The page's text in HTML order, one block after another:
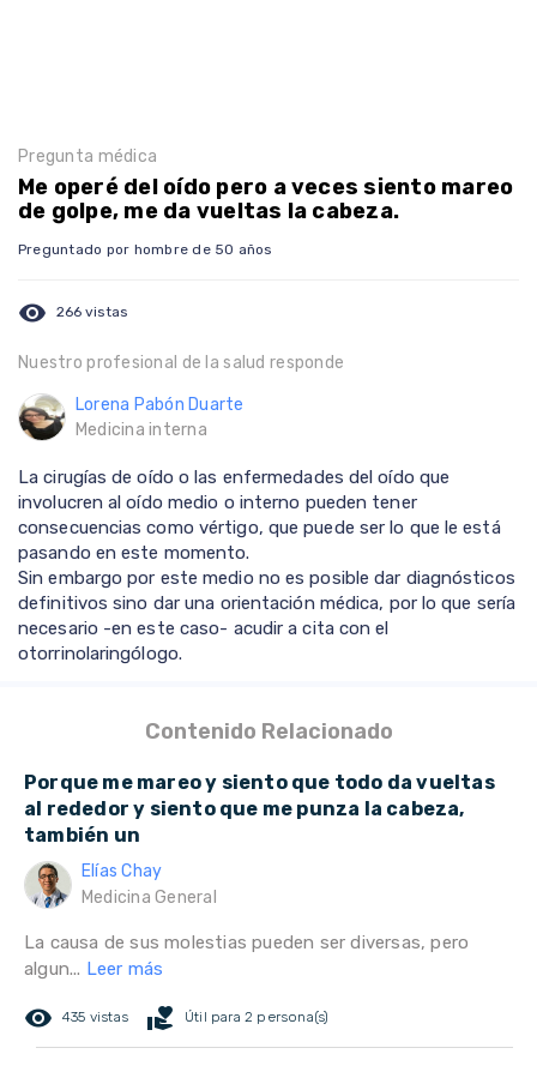
Pregunta médica
Me operé del oído pero a veces siento mareo
de golpe, me da vueltas la cabeza.
Preguntado por hombre de 50 años
visibility 266 vistas
Nuestro profesional de la salud responde
Lorena Pabón Duarte
Medicina interna
La cirugías de oído o las enfermedades del oído que
involucren al oído medio o interno pueden tener
consecuencias como vértigo, que puede ser lo que le está
pasando en este momento.
Sin embargo por este medio no es posible dar diagnósticos
definitivos sino dar una orientación médica, por lo que sería
necesario -en este caso- acudir a cita con el
otorrinolaringólogo.
Contenido Relacionado
Porque me mareo y siento que todo da vueltas
al rededor y siento que me punza la cabeza,
también un
Elías Chay
Medicina General
La causa de sus molestias pueden ser diversas, pero
algun... Leer más
remove_red_eye 435 vistas volunteer_activism Útil para 2 persona(s)